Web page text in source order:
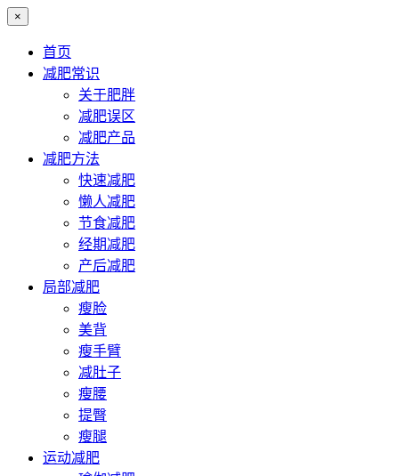
×
首页
减肥常识
关于肥胖
减肥误区
减肥产品
减肥方法
快速减肥
懒人减肥
节食减肥
经期减肥
产后减肥
局部减肥
瘦脸
美背
瘦手臂
减肚子
瘦腰
提臀
瘦腿
运动减肥